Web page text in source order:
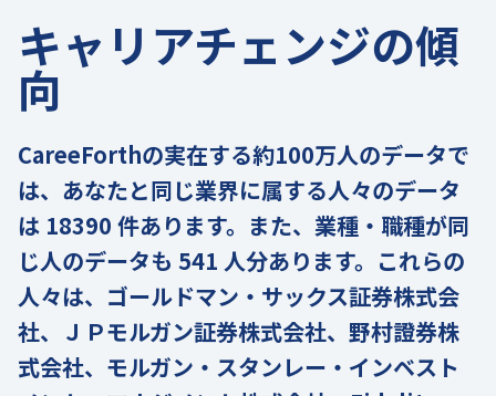
キャリアチェンジの傾
向
CareeForthの実在する約100万人のデータで
は、あなたと同じ業界に属する人々のデータ
は 18390 件あります。また、業種・職種が同
じ人のデータも 541 人分あります。これらの
人々は、ゴールドマン・サックス証券株式会
社、ＪＰモルガン証券株式会社、野村證券株
式会社、モルガン・スタンレー・インベスト